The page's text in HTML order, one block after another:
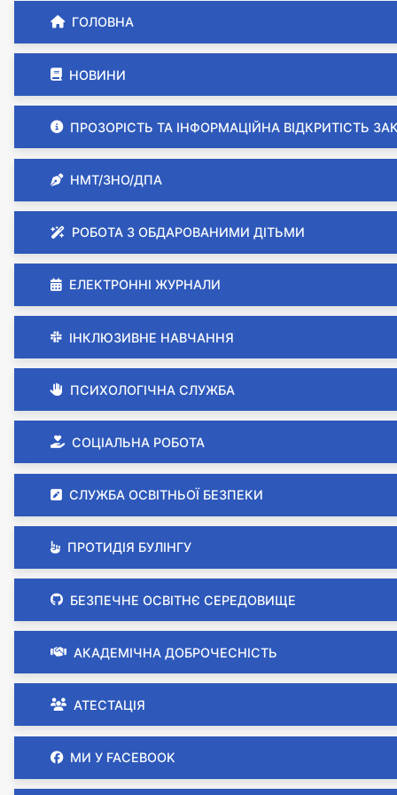
ГОЛОВНА
НОВИНИ
ПРОЗОРІСТЬ ТА ІНФОРМАЦІЙНА ВІДКРИТІСТЬ
НМТ/ЗНО/ДПА
РОБОТА З ОБДАРОВАНИМИ ДІТЬМИ
ЕЛЕКТРОННІ ЖУРНАЛИ
ІНКЛЮЗИВНЕ НАВЧАННЯ
ПСИХОЛОГІЧНА СЛУЖБА
СОЦІАЛЬНА РОБОТА
СЛУЖБА ОСВІТНЬОЇ БЕЗПЕКИ
ПРОТИДІЯ БУЛІНГУ
БЕЗПЕЧНЕ ОСВІТНЄ СЕРЕДОВИЩЕ
АКАДЕМІЧНА ДОБРОЧЕСНІСТЬ
АТЕСТАЦІЯ
МИ У FACEBOOK